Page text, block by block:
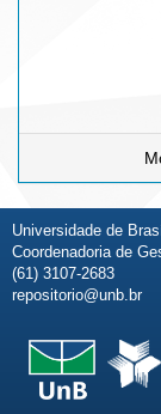
Universidade de
Coordenadoria de
(61) 3107-2683
repositorio@unb.br